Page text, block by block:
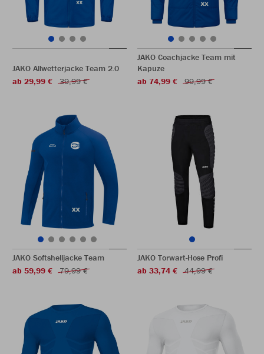
JAKO Allwetterjacke Team 2.0
ab 29,99 €
39,99 €
JAKO Coachjacke Team mit
Kapuze
ab 74,99 €
99,99 €
JAKO Softshelljacke Team
ab 59,99 €
79,99 €
JAKO Torwart-Hose Profi
ab 33,74 €
44,99 €